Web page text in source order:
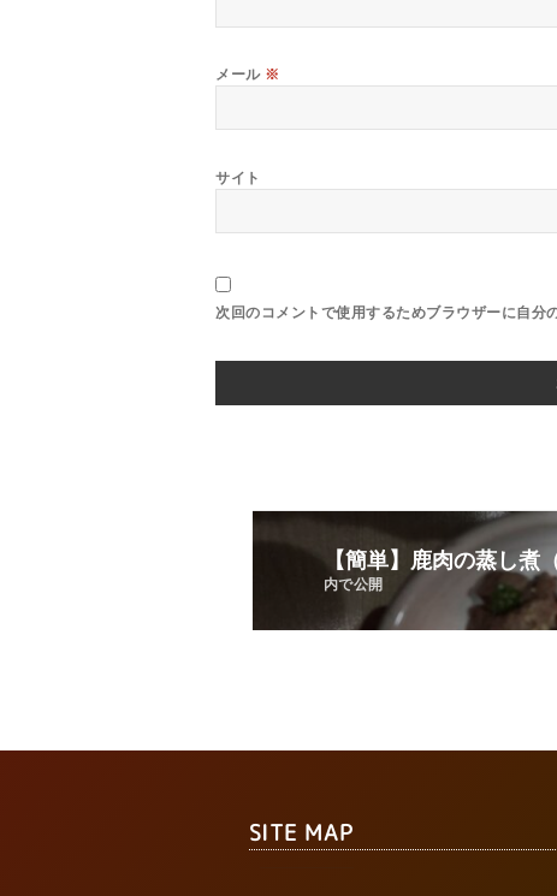
メール ※
サイト
次回のコメントで使用するためブラウザーに自分
【簡単】鹿肉の蒸し煮
内で公開
SITE MAP